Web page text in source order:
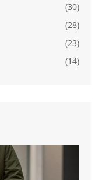
(30)
(28)
(23)
(14)